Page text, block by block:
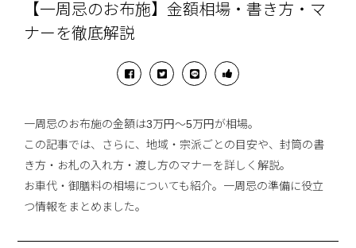
【一周忌のお布施】金額相場・書き方・マ
ナーを徹底解説
一周忌のお布施の金額は3万円～5万円が相場。
この記事では、さらに、地域・宗派ごとの目安や、封筒の書
き方・お札の入れ方・渡し方のマナーを詳しく解説。
お車代・御膳料の相場についても紹介。一周忌の準備に役立
つ情報をまとめました。